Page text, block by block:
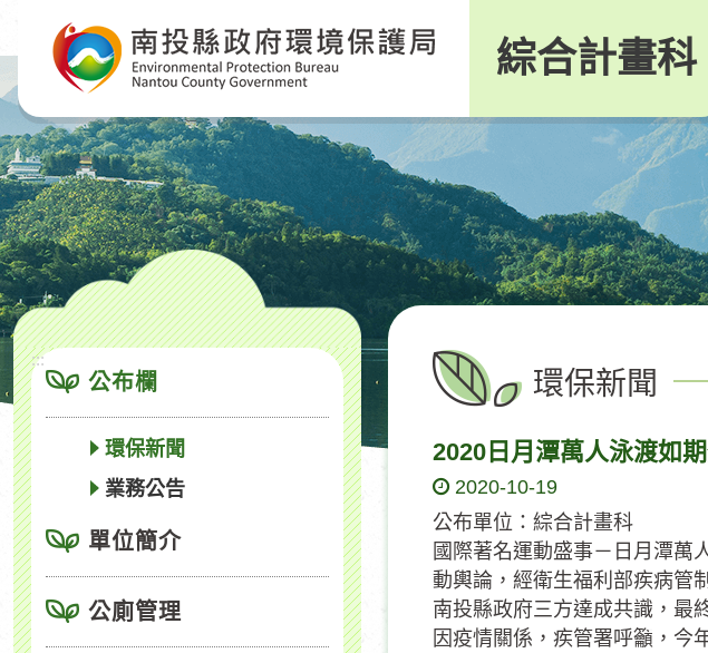
要
內
容
區
塊
綜合計畫科
:::
公布欄
環保新聞
業務公告
單位簡介
公廁管理
環保新聞
2020日月潭萬人泳渡如
2020-10-19
公布單位：綜合計畫科
國際著名運動盛事－日月潭萬
動輿論，經衛生福利部疾病管
南投縣政府三方達成共識，最
因疫情關係，疾管署呼籲，今